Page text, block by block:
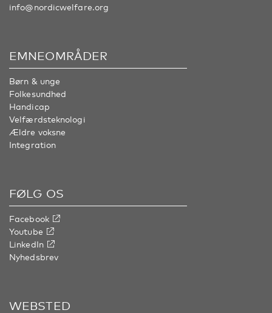
info@nordicwelfare.org
EMNEOMRÅDER
Børn & unge
Folkesundhed
Handicap
Velfærdsteknologi
Ældre voksne
Integration
FØLG OS
Facebook
Youtube
LinkedIn
Nyhedsbrev
WEBSTED